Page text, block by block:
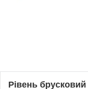
Рівень